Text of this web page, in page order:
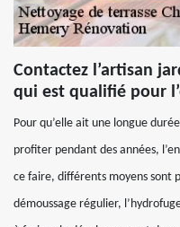
Contactez l’artisan
qui est qualifié pour
Pour qu’elle ait une longue
profiter pendant des années,
ce faire, différents moyens sont
démoussage régulier,